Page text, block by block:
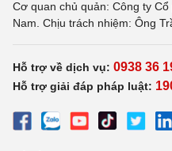
Cơ quan chủ quản: Công ty
Nam. Chịu trách nhiệm: Ông
Hỗ trợ về dịch vụ: 0938 36
Hỗ trợ giải đáp pháp luật: